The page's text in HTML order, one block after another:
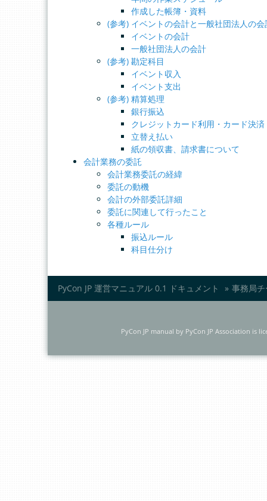
作成した帳簿・資料
(参考) イベントの会計と一般社団法人の会
イベントの会計
一般社団法人の会計
(参考) 勘定科目
イベント収入
イベント支出
(参考) 精算処理
銀行振込
クレジットカード利用・カード決済
立替え払い
紙の領収書、請求書について
会計業務の委託
会計業務委託の経緯
委託の動機
会計の外部委託詳細
委託に関連して行ったこと
各種ルール
振込ルール
科目仕分け
PyCon JP 運営マニュアル 0.1 ドキュメント » 事務局
PyCon JP manual by PyCon JP Association is